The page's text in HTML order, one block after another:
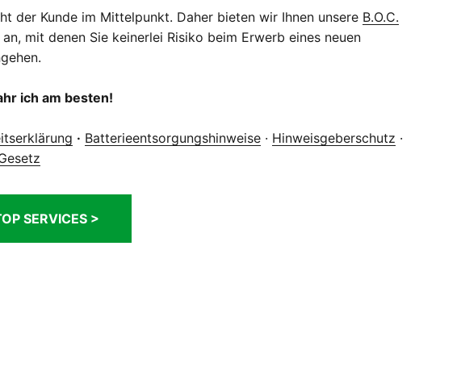
der Kunde im Mittelpunkt. Daher bieten wir Ihnen unsere B.O.C.
an, mit denen Sie keinerlei Risiko beim Erwerb eines neuen
ich am besten!
· Batterieentsorgungshinweise · Hinweisgeberschutz ·
SERVICES >